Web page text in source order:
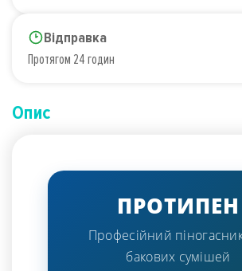
Відправка
Протягом 24 годин
Опис
ПРОТИПЕН
Професійний
бакових сумішей